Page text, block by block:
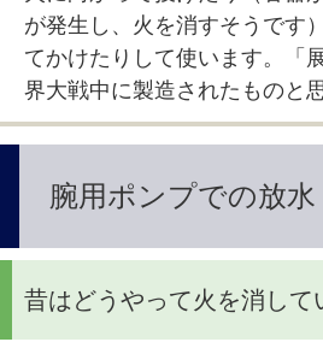
が発生し、火を消すそうです
てかけたりして使います。「
界大戦中に製造されたものと
腕用ポンプでの放水
昔はどうやって火を消して